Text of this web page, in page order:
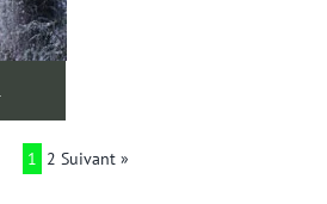
1 2 Suivant »